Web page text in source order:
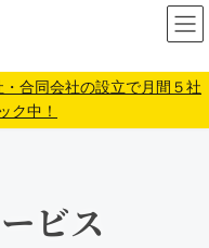
合同会社の設立で月間５社
ク中！
ビス